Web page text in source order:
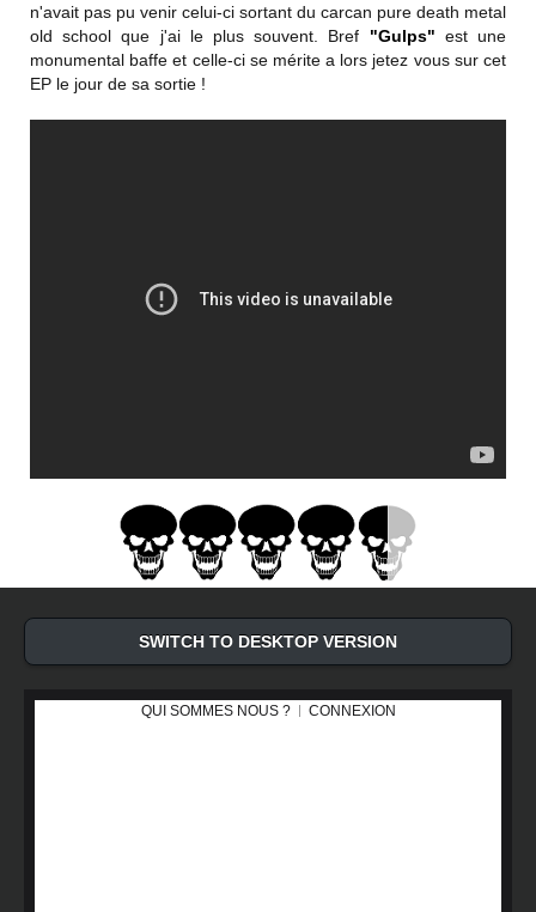
n'avait pas pu venir celui-ci sortant du carcan pure death metal
old school que j'ai le plus souvent. Bref "Gulps" est une
monumental baffe et celle-ci se mérite a lors jetez vous sur cet
EP le jour de sa sortie !
SWITCH TO DESKTOP VERSION
QUI SOMMES NOUS ? CONNEXION